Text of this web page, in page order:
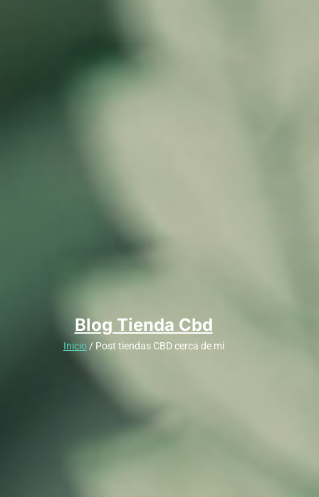
Blog Tienda Cbd
Inicio/ Post tiendas CBD cerca de mi